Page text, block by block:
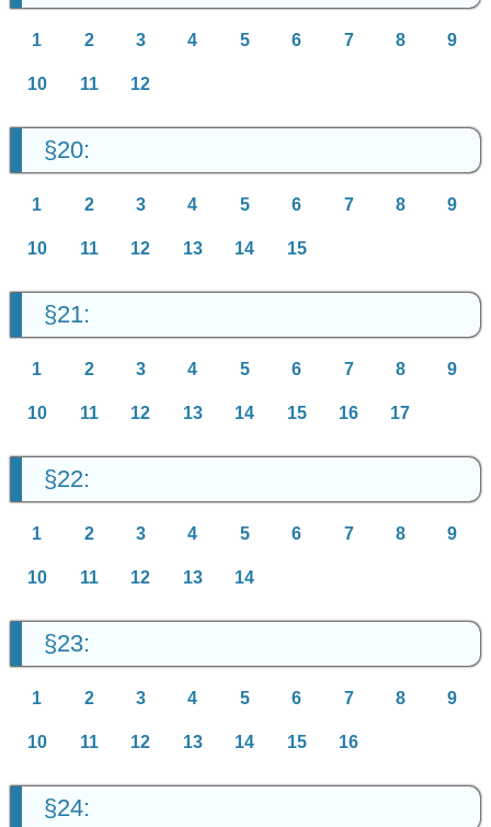
1 2 3 4 5 6 7 8 9
10 11 12
§20:
1 2 3 4 5 6 7 8 9
10 11 12 13 14 15
§21:
1 2 3 4 5 6 7 8 9
10 11 12 13 14 15 16 17
§22:
1 2 3 4 5 6 7 8 9
10 11 12 13 14
§23:
1 2 3 4 5 6 7 8 9
10 11 12 13 14 15 16
§24: